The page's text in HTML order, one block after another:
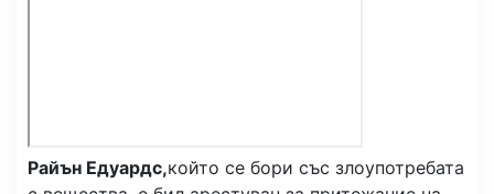
Райън Едуардс,който се бори със злоупотребата